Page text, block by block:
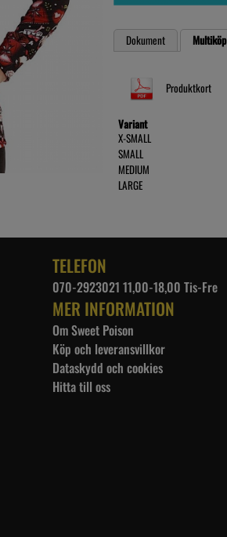
Dokument Multiköp
Produktkort
Variant
X-SMALL
SMALL
MEDIUM
LARGE
TELEFON
070-2923021 11,00-18,00 Tis-Fre
MER INFORMATION
Om Sweet Poison
Köp och leveransvillkor
Dataskydd och cookies
Hitta till oss